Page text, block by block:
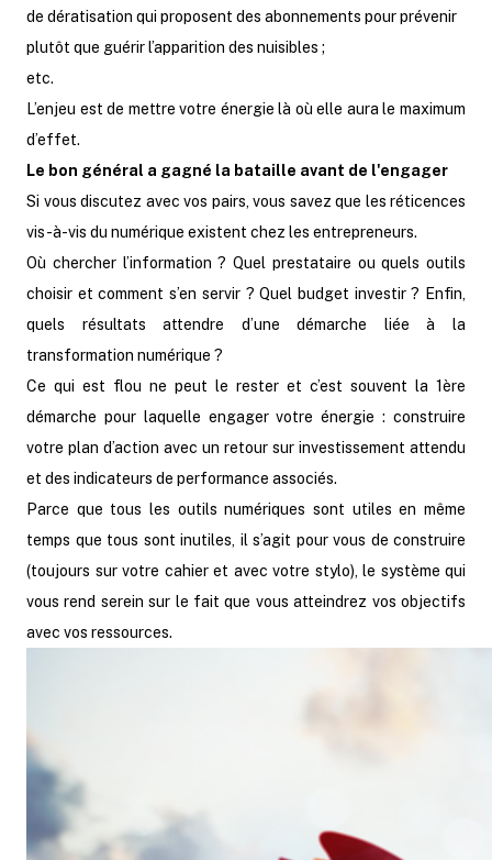
de dératisation qui proposent des abonnements pour prévenir
plutôt que guérir l’apparition des nuisibles ;
etc.
L’enjeu est de mettre votre énergie là où elle aura le maximum
d’effet.
Le bon général a gagné la bataille avant de l'engager
Si vous discutez avec vos pairs, vous savez que les réticences
vis-à-vis du numérique existent chez les entrepreneurs.
Où chercher l’information ? Quel prestataire ou quels outils
choisir et comment s’en servir ? Quel budget investir ? Enfin,
quels résultats attendre d’une démarche liée à la
transformation numérique ?
Ce qui est flou ne peut le rester et c’est souvent la 1ère
démarche pour laquelle engager votre énergie : construire
votre plan d’action avec un retour sur investissement attendu
et des indicateurs de performance associés.
Parce que tous les outils numériques sont utiles en même
temps que tous sont inutiles, il s’agit pour vous de construire
(toujours sur votre cahier et avec votre stylo), le système qui
vous rend serein sur le fait que vous atteindrez vos objectifs
avec vos ressources.